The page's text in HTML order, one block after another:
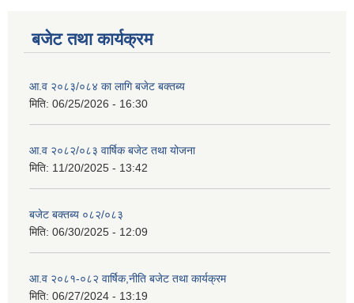
बजेट तथा कार्यक्रम
आ.व २०८३/०८४ का लागि बजेट बक्तब्य
मिति: 06/25/2026 - 16:30
आ.व २०८२/०८३ वार्षिक बजेट तथा योजना
मिति: 11/20/2025 - 13:42
बजेट बक्तब्य ०८२/०८३
मिति: 06/30/2025 - 12:09
आ.व २०८१-०८२ वार्षिक,नीति बजेट तथा कार्यक्रम
मिति: 06/27/2024 - 13:19